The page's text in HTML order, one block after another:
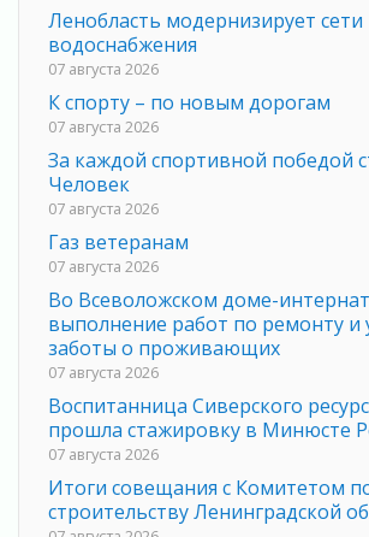
Ленобласть модернизирует сети
водоснабжения
07 августа 2026
К спорту – по новым дорогам
07 августа 2026
За каждой спортивной победой
Человек
07 августа 2026
Газ ветеранам
07 августа 2026
Во Всеволожском доме-
выполнение работ по ремонту и
заботы о проживающих
07 августа 2026
Воспитанница Сиверского
прошла стажировку в Минюсте
07 августа 2026
Итоги совещания с Комитетом
строительству Ленинградской